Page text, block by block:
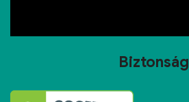
Biztonság